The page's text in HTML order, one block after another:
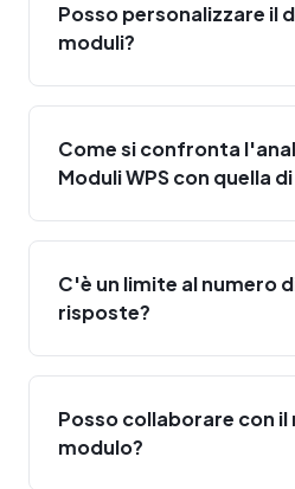
Posso personalizzare il
moduli?
Come si confronta
Moduli WPS con quella
C'è un limite al numero
risposte?
Posso collaborare con il
modulo?